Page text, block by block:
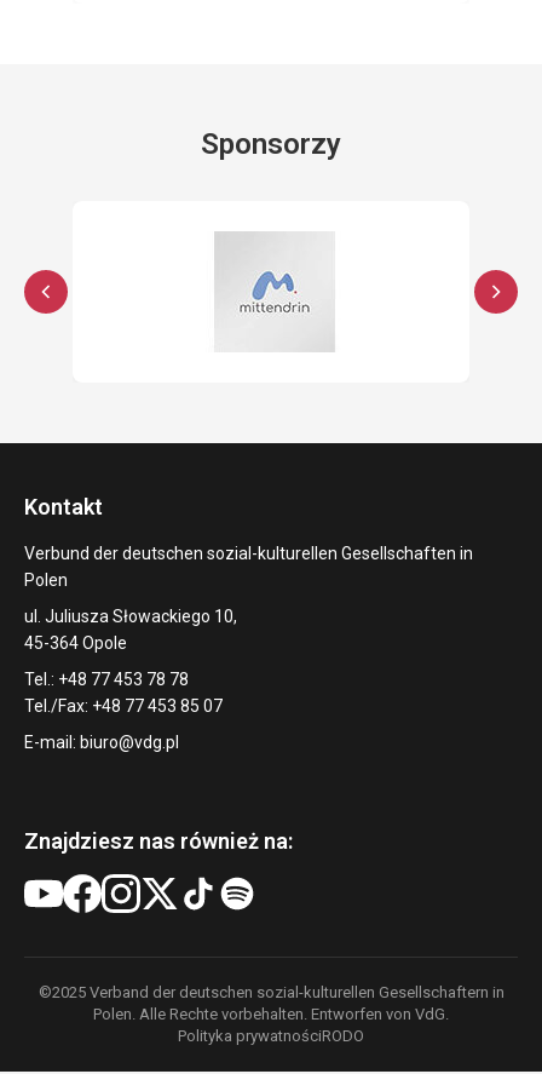
Sponsorzy
Kontakt
Verbund der deutschen sozial-kulturellen Gesellschaften in
Polen
ul. Juliusza Słowackiego 10,
45-364 Opole
Tel.: +48 77 453 78 78
Tel./Fax: +48 77 453 85 07
E-mail: biuro@vdg.pl
Znajdziesz nas również na:
©2025 Verband der deutschen sozial-kulturellen Gesellschaftern in
Polen. Alle Rechte vorbehalten. Entworfen von VdG.
Polityka prywatnościRODO